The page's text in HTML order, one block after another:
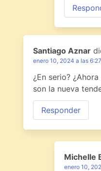
Santiago Aznar
enero 10, 2024 a las
¿En serio?
son la nueva
Responder
Michelle
enero 10,